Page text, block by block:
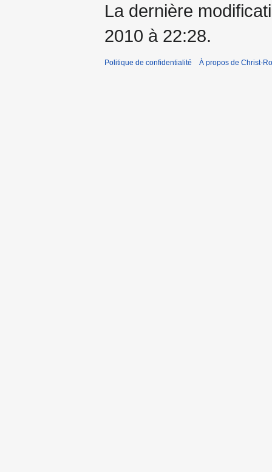
La dernière
2010 à 22:28.
Politique de confidentialité À propos de Christ-